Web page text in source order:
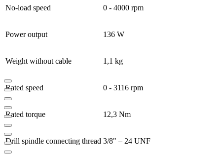
No-load speed 0 - 4000 rpm
Power output 136 W
Weight without cable 1,1 kg
Rated speed 0 - 3116 rpm
Rated torque 12,3 Nm
Drill spindle connecting thread 3/8" – 24 UNF